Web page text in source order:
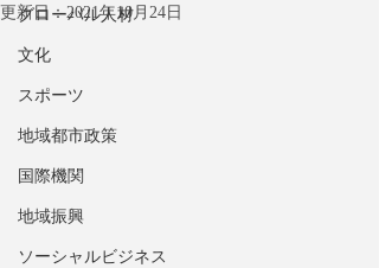
グローバル人材
文化
スポーツ
地域都市政策
国際機関
地域振興
ソーシャルビジネス
更新日：2021年10月24日